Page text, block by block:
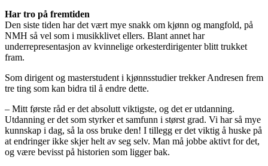
Har tro på fremtiden
Den siste tiden har det vært mye snakk om kjønn og mangfold, på
NMH så vel som i musikklivet ellers. Blant annet har
underrepresentasjon av kvinnelige orkesterdirigenter blitt trukket
fram.
Som dirigent og masterstudent i kjønnsstudier trekker Andresen frem
tre ting som kan bidra til å endre dette.
– Mitt første råd er det absolutt viktigste, og det er utdanning.
Utdanning er det som styrker et samfunn i størst grad. Vi har så mye
kunnskap i dag, så la oss bruke den! I tillegg er det viktig å huske på
at endringer ikke skjer helt av seg selv. Man må jobbe aktivt for det,
og være bevisst på historien som ligger bak.